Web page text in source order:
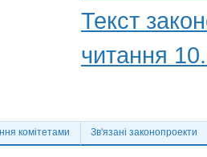
Текст
читання
комітетами Зв'язані законопроекти